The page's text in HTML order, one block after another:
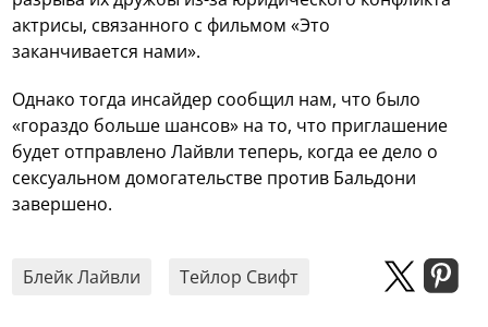
актрисы, связанного с фильмом «Это
заканчивается нами».
Однако тогда инсайдер сообщил нам, что было
«гораздо больше шансов» на то, что приглашение
будет отправлено Лайвли теперь, когда ее дело о
сексуальном домогательстве против Бальдони
завершено.
Блейк Лайвли Тейлор Свифт